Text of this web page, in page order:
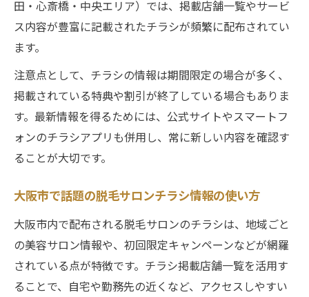
田・心斎橋・中央エリア）では、掲載店舗一覧やサービ
ス内容が豊富に記載されたチラシが頻繁に配布されてい
ます。
注意点として、チラシの情報は期間限定の場合が多く、
掲載されている特典や割引が終了している場合もありま
す。最新情報を得るためには、公式サイトやスマートフ
ォンのチラシアプリも併用し、常に新しい内容を確認す
ることが大切です。
大阪市で話題の脱毛サロンチラシ情報の使い方
大阪市内で配布される脱毛サロンのチラシは、地域ごと
の美容サロン情報や、初回限定キャンペーンなどが網羅
されている点が特徴です。チラシ掲載店舗一覧を活用す
ることで、自宅や勤務先の近くなど、アクセスしやすい